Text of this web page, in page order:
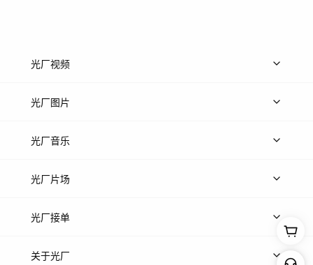
光厂视频
上传视频
光厂图片
上传图片
光厂音乐
热门音乐
光厂片场
上传案例
光厂接单
上架服务
关于光厂